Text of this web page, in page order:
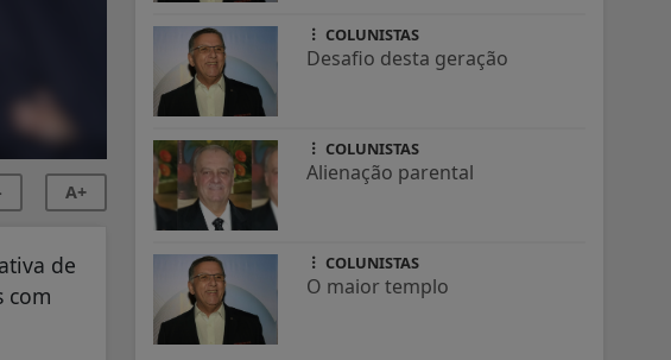
A+
de
com
COLUNISTAS
Desafio desta geração
COLUNISTAS
Alienação parental
COLUNISTAS
O maior templo